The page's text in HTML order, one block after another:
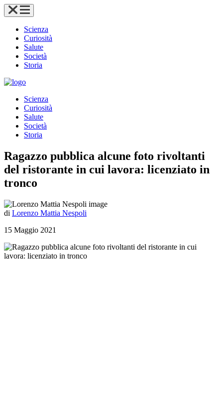
Scienza
Curiosità
Salute
Società
Storia
Scienza
Curiosità
Salute
Società
Storia
Ragazzo pubblica alcune foto rivoltanti
del ristorante in cui lavora: licenziato in
tronco
di Lorenzo Mattia Nespoli
15 Maggio 2021